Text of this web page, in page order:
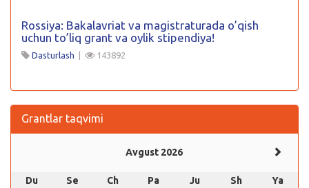
Rossiya: Bakalavriat va magistraturada o’qish
uchun to’liq grant va oylik stipendiya!
Dasturlash | 143892
Grantlar taqvimi
Avgust 2026
Du Se Ch Pa Ju Sh
Ya